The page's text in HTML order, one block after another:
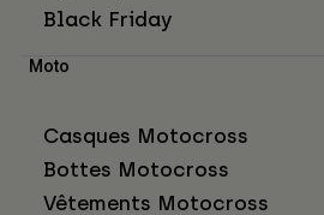
Black Friday
Moto
Casques Motocross
Bottes Motocross
Vêtements Motocross